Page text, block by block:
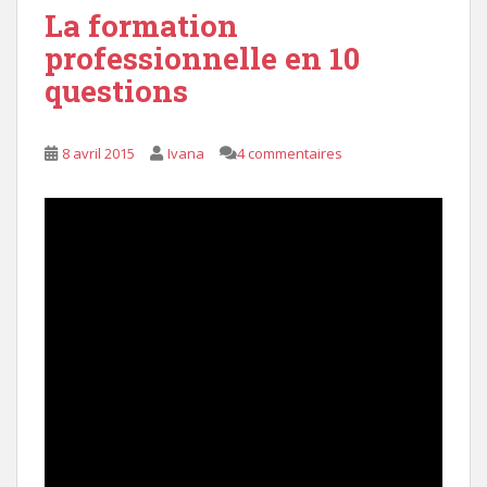
La formation
professionnelle en 10
questions
8 avril 2015 Ivana 4 commentaires